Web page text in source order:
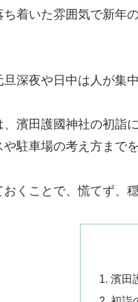
着いた雰囲気で新年
旦深夜や日中は人が集
、濱田護國神社の初詣
駐車場の考え方まで
くことで、慌てず、
濱田